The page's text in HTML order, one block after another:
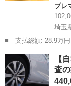
プレ
埼玉
■ 支払総額: 28.9万円 ■ 車両本体価格： 130,000 円 ■ メーカー
名： マツダ ■ 車種
Ｓ エアロスタイル
Ｃ アドバンスト...
埼玉 さいたま市
【
査